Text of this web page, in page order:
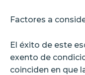
Factores a
El éxito de este
exento de
coinciden en que